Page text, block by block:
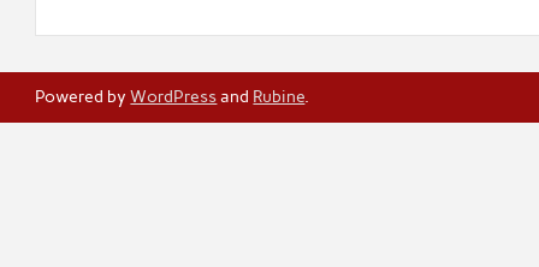
Powered byWordPressand Rubine.